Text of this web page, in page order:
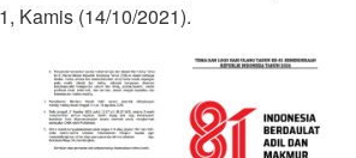
Kamis (14/10/2021).